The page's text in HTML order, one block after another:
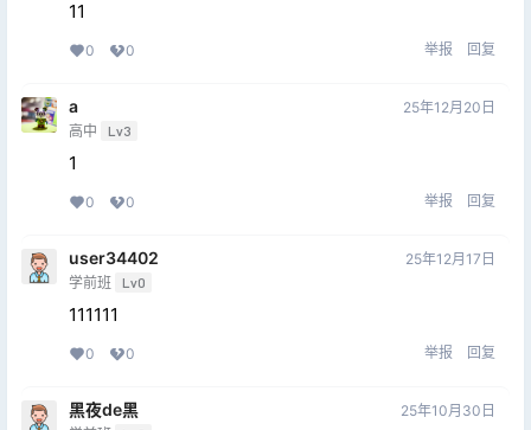
11
0 0 举报 回复
a
高中 Lv3
25年12月20日
1
0 0 举报 回复
user34402
学前班 Lv0
25年12月17日
111111
0 0 举报 回复
黑夜de黑 25年10月30日